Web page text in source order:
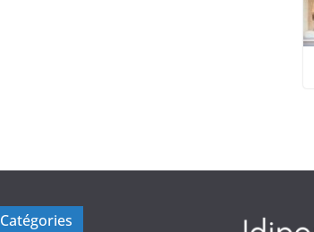
Catégories